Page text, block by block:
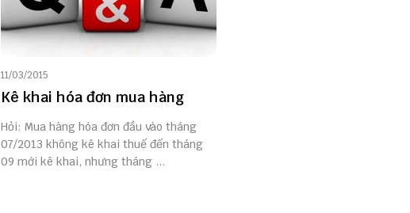
11/03/2015
Kê khai hóa đơn mua hàng
Hỏi: Mua hàng hóa đơn đầu vào tháng
07/2013 không kê khai thuế đến tháng
09 mới kê khai, nhưng tháng ...